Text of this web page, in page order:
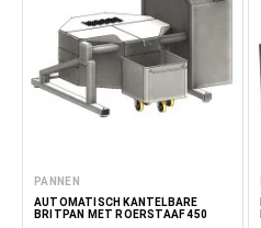
PANNEN
AUTOMATISCH KANTELBARE
BRITPAN MET ROERSTAAF 450